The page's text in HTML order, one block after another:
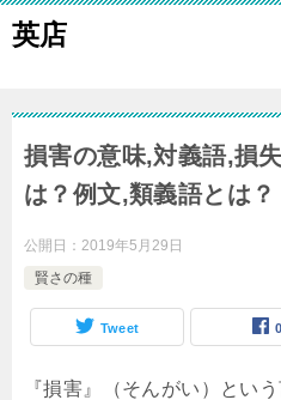
英店
損害の意味,対義語,損
は？例文,類義語とは？
公開日： 2019年5月29日
賢さの種
Tweet 0
『損害』（そんがい）とい